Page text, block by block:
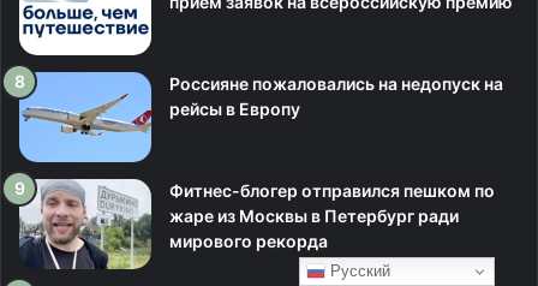
Россияне пожаловались на недопуск на
рейсы в Европу
Фитнес-блогер отправился пешком по
жаре из Москвы в Петербург ради
мирового рекорда
Русский